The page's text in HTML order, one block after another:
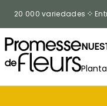
20 000 variedades